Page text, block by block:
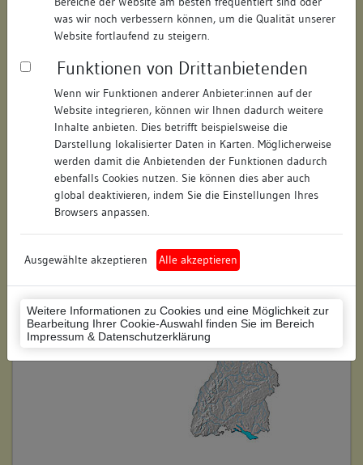
was wir noch verbessern können, um die Qualität unserer
Website fortlaufend zu steigern.
Funktionen von Drittanbietenden
Wenn wir Funktionen anderer Anbieter:innen auf der
Website integrieren, können wir Ihnen dadurch weitere
Inhalte anbieten. Dies betrifft beispielsweise die
Darstellung lokalisierter Daten in Karten. Möglicherweise
werden damit die Anbietenden der Funktionen dadurch
ebenfalls Cookies nutzen. Sie können dies aber auch
global deaktivieren, indem Sie die Einstellungen Ihres
Browsers anpassen.
Ausgewählte akzeptieren Alle akzeptieren
Weitere Informationen zu Cookies und eine Möglichkeit zur
Bearbeitung Ihrer Cookie-Auswahl finden Sie im Bereich
Impressum & Datenschutzerklärung
Straße: Kellereistraße
Hausnummer: 27
Postleitzahl: 74722
Stadt-Teilort: Buchen
Regierungsbezirk: Karlsruhe
Neckar-Odenwald-Kreis
(Landkreis)
Wohnplatzschlüssel:
keine
Historische Gebäudenummer: keine
Lage des Wohnplatzes: